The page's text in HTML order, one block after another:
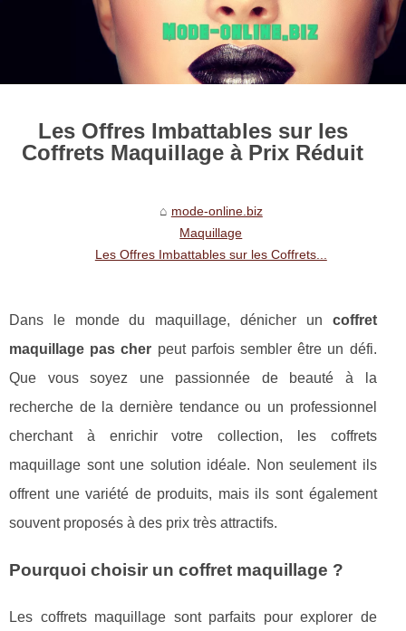
Les Offres Imbattables sur les
Coffrets Maquillage à Prix Réduit
mode-online.biz
Maquillage
Les Offres Imbattables sur les Coffrets...
Dans le monde du maquillage, dénicher un coffret
maquillage pas cher peut parfois sembler être un défi.
Que vous soyez une passionnée de beauté à la
recherche de la dernière tendance ou un professionnel
cherchant à enrichir votre collection, les coffrets
maquillage sont une solution idéale. Non seulement ils
offrent une variété de produits, mais ils sont également
souvent proposés à des prix très attractifs.
Pourquoi choisir un coffret maquillage ?
Les coffrets maquillage sont parfaits pour explorer de